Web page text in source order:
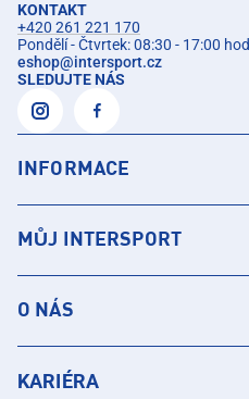
KONTAKT
+420 261 221 170
Pondělí - Čtvrtek: 08:30 - 17:00
eshop@intersport.cz
SLEDUJTE NÁS
INFORMACE
MŮJ INTERSPORT
O NÁS
KARIÉRA